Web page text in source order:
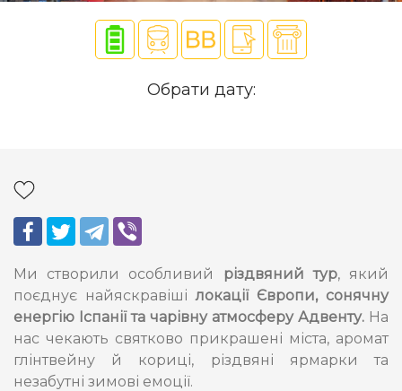
Обрати дату:
Ми створили особливий різдвяний тур, який
поєднує найяскравіші локації Європи, сонячну
енергію Іспанії та чарівну атмосферу Адвенту. На
нас чекають святково прикрашені міста, аромат
глінтвейну й кориці, різдвяні ярмарки та
незабутні зимові емоції.